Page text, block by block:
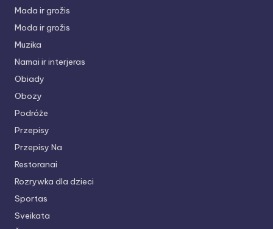
Mada ir grožis
Moda ir grožis
Muzika
Namai ir interjeras
Obiady
Obozy
Podróże
Przepisy
Przepisy Na
Restoranai
Rozrywka dla dzieci
Sportas
Sveikata